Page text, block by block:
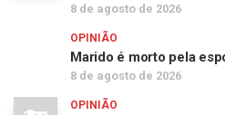
8 de agosto de 2026
OPINIÃO
Marido é morto pela
8 de agosto de 2026
OPINIÃO